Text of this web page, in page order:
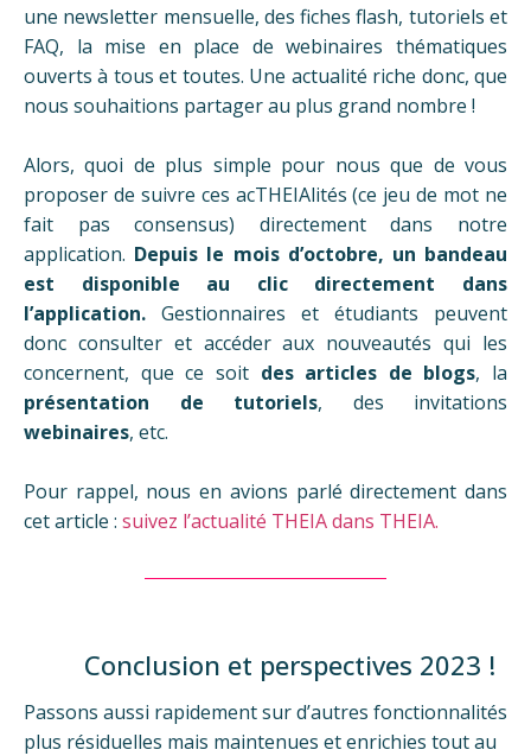
une newsletter mensuelle, des fiches flash, tutoriels et
FAQ, la mise en place de webinaires thématiques
ouverts à tous et toutes. Une actualité riche donc, que
nous souhaitions partager au plus grand nombre !
Alors, quoi de plus simple pour nous que de vous
proposer de suivre ces acTHEIAlités (ce jeu de mot ne
fait pas consensus) directement dans notre
application. Depuis le mois d’octobre, un bandeau
est disponible au clic directement dans
l’application. Gestionnaires et étudiants peuvent
donc consulter et accéder aux nouveautés qui les
concernent, que ce soit des articles de blogs, la
présentation de tutoriels, des invitations
webinaires, etc.
Pour rappel, nous en avions parlé directement dans
cet article : suivez l’actualité THEIA dans THEIA.
Conclusion et perspectives 2023 !
Passons aussi rapidement sur d’autres fonctionnalités
plus résiduelles mais maintenues et enrichies tout au